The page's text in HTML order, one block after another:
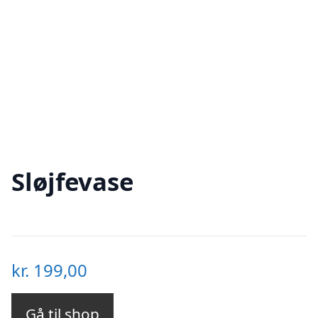
Sløjfevase
kr. 199,00
Gå til shop